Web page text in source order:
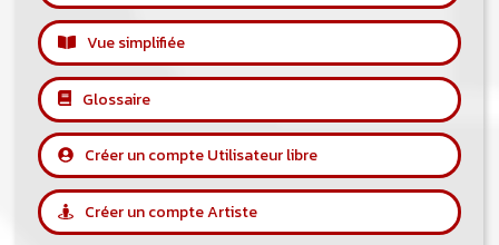
Vue simplifiée
Glossaire
Créer un compte Utilisateur libre
Créer un compte Artiste